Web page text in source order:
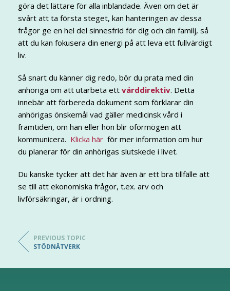
göra det lättare för alla inblandade. Även om det är
svårt att ta första steget, kan hanteringen av dessa
frågor ge en hel del sinnesfrid för dig och din familj, så
att du kan fokusera din energi på att leva ett fullvärdigt
liv.
Så snart du känner dig redo, bör du prata med din
anhöriga om att utarbeta ett vårddirektiv. Detta
innebär att förbereda dokument som förklarar din
anhörigas önskemål vad gäller medicinsk vård i
framtiden, om han eller hon blir oförmögen att
kommunicera. Klicka här för mer information om hur
du planerar för din anhörigas slutskede i livet.
Du kanske tycker att det här även är ett bra tillfälle att
se till att ekonomiska frågor, t.ex. arv och
livförsäkringar, är i ordning.
PREVIOUS TOPIC
STÖDNÄTVERK